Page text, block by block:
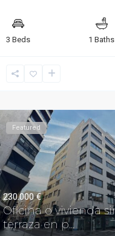
3 Beds 1 Baths
Featured
230.000 €
Oficina o vivienda
terraza en p...